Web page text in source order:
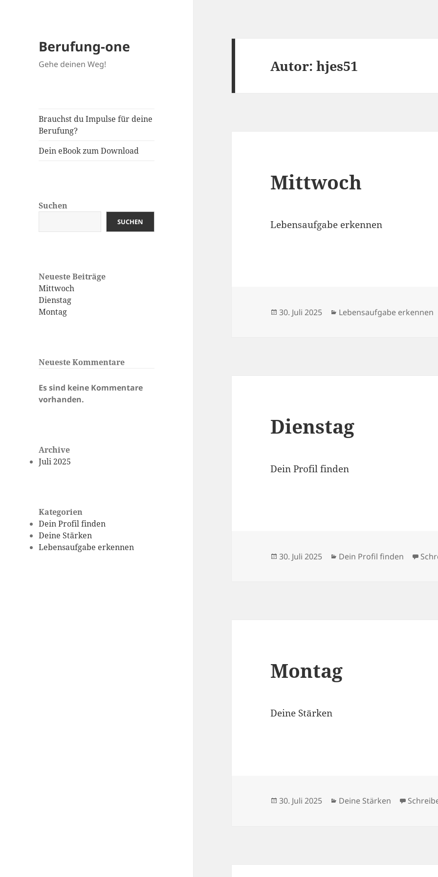
Berufung-one
Gehe deinen Weg!
Brauchst du Impulse für deine
Berufung?
Dein eBook zum Download
Suchen
SUCHEN
Neueste Beiträge
Mittwoch
Dienstag
Montag
Neueste Kommentare
Es sind keine Kommentare
vorhanden.
Archive
Juli 2025
Kategorien
Dein Profil finden
Deine Stärken
Lebensaufgabe erkennen
Autor:hjes51
Mittwoch
Lebensaufgabe erkennen
Veröffentlicht
30. Juli 2025 Kategorien
Lebensaufgabe erkennen
Dienstag
Dein Profil finden
Veröffentlicht
30. Juli 2025 Kategorien
Dein Profil finden
Montag
Deine Stärken
Veröffentlicht
30. Juli 2025 Kategorien
Deine Stärken